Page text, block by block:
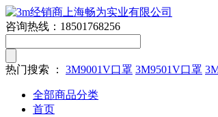
咨询热线： 18501768256
热门搜索 ： 3M9001V口罩 3M9501V口罩
全部商品分类
首页